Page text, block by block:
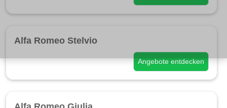
Alfa Romeo Stelvio
Angebote entdecken